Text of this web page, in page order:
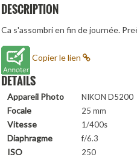
DESCRIPTION
Ca s'assombri en fin de journée.
Copier le lien
DETAILS
Appareil Photo NIKON D5200
Focale 25 mm
Vitesse 1/400s
Diaphragme f/6.3
ISO 250